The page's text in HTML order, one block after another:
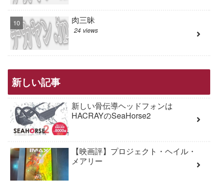
肉三昧
24 views
新しい記事
新しい骨伝導ヘッドフォンは
HACRAYのSeaHorse2
【映画評】プロジェクト・ヘイル・
メアリー